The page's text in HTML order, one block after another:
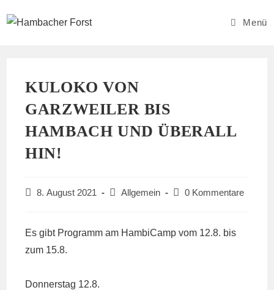
Inhalt
Menü
KULOKO VON
GARZWEILER BIS
HAMBACH UND ÜBERALL
HIN!
Beitrag
8. August 2021
Beitrags-
Allgemein
Beitrags-
0 Kommentare
Es gibt Programm am HambiCamp vom 12.8. bis
zum 15.8.
Donnerstag 12.8.